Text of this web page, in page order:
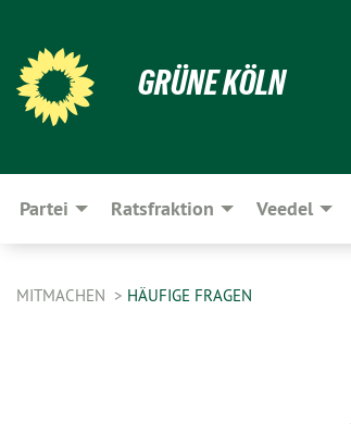
GRÜNE KÖLN
Partei Ratsfraktion Veedel
MITMACHEN HÄUFIGE FRAGEN